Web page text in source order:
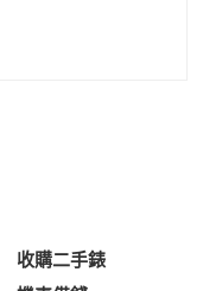
收購二手錶